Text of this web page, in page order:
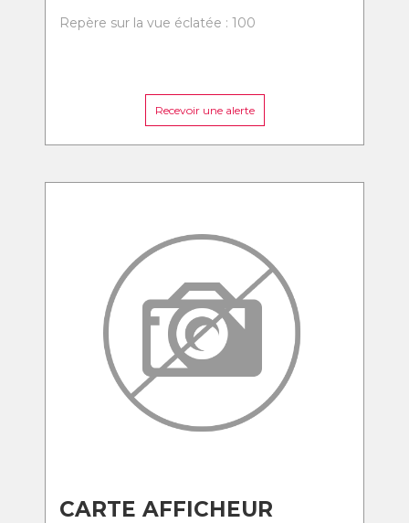
Repère sur la vue éclatée : 100
Recevoir une alerte
CARTE AFFICHEUR